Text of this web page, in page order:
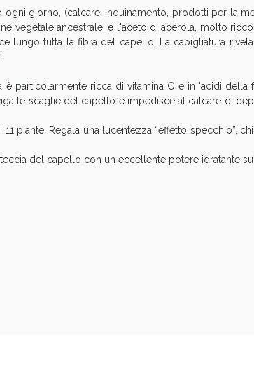
giorno, (calcare, inquinamento, prodotti per la
vegetale ancestrale, e l'aceto di acerola, molto
lungo tutta la fibra del capello. La capigliatura
particolarmente ricca di vitamina C e in 'acidi della
le scaglie del capello e impedisce al calcare di
piante. Regala una lucentezza “effetto specchio”,
del capello con un eccellente potere idratante
al 55% disponibile oggi!